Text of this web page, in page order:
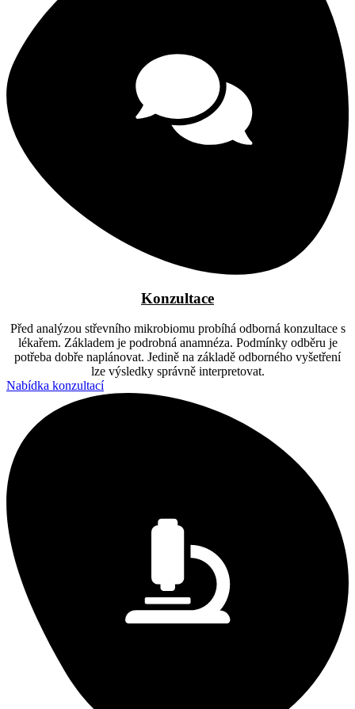
Konzultace​
Před analýzou střevního mikrobiomu probíhá odborná konzultace s
lékařem. Základem je podrobná anamnéza. Podmínky odběru je
potřeba dobře naplánovat. Jedině na základě odborného vyšetření
lze výsledky správně interpretovat.
Nabídka konzultací